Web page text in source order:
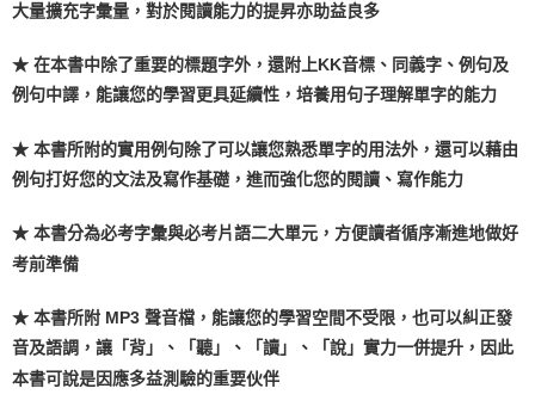
大量擴充字彙量，對於閱讀能力的提昇亦助益良多
★ 在本書中除了重要的標題字外，還附上KK音標、同義字、例句及
例句中譯，能讓您的學習更具延續性，培養用句子理解單字的能力
★ 本書所附的實用例句除了可以讓您熟悉單字的用法外，還可以藉由
例句打好您的文法及寫作基礎，進而強化您的閱讀、寫作能力
★ 本書分為必考字彙與必考片語二大單元，方便讀者循序漸進地做好
考前準備
★ 本書所附 MP3 聲音檔，能讓您的學習空間不受限，也可以糾正發
音及語調，讓「背」、「聽」、「讀」、「說」實力一併提升，因此
本書可說是因應多益測驗的重要伙伴